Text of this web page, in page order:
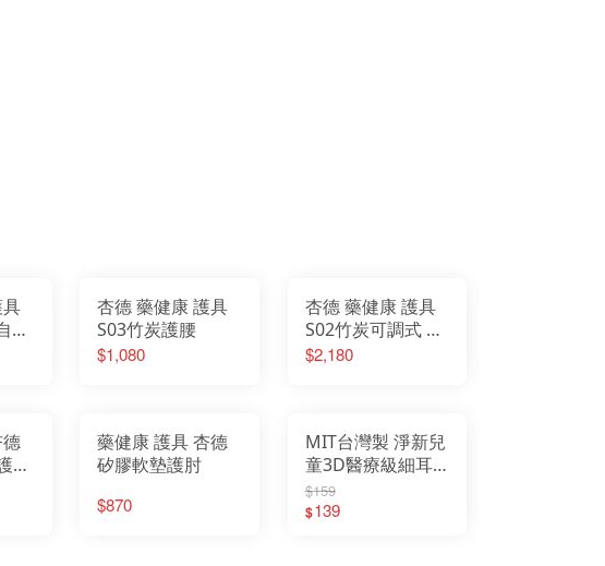
黏
杏德 藥健康 護具
S03竹炭護腰
$1,080
杏德 藥健康 護具
S02竹炭可調式 護
腰
$2,180
腕
藥健康 護具 杏德
矽膠軟墊護肘
$870
MIT台灣製 淨新兒
童3D醫療級細耳/
寬耳口罩
$159
$139